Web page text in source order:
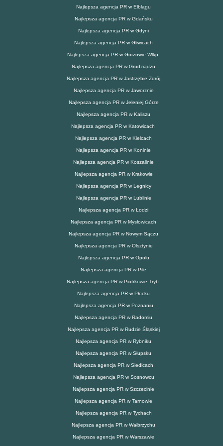
Najlepsza agencja PR w Elblągu
Najlepsza agencja PR w Gdańsku
Najlepsza agencja PR w Gdyni
Najlepsza agencja PR w Gliwicach
Najlepsza agencja PR w Gorzowie Wlkp.
Najlepsza agencja PR w Grudziądzu
Najlepsza agencja PR w Jastrzębie Zdrój
Najlepsza agencja PR w Jaworznie
Najlepsza agencja PR w Jeleniej Górze
Najlepsza agencja PR w Kaliszu
Najlepsza agencja PR w Katowicach
Najlepsza agencja PR w Kielcach
Najlepsza agencja PR w Koninie
Najlepsza agencja PR w Koszalinie
Najlepsza agencja PR w Krakowie
Najlepsza agencja PR w Legnicy
Najlepsza agencja PR w Lublinie
Najlepsza agencja PR w Łodzi
Najlepsza agencja PR w Mysłowicach
Najlepsza agencja PR w Nowym Sączu
Najlepsza agencja PR w Olsztynie
Najlepsza agencja PR w Opolu
Najlepsza agencja PR w Pile
Najlepsza agencja PR w Piotrkowie Tryb.
Najlepsza agencja PR w Płocku
Najlepsza agencja PR w Poznaniu
Najlepsza agencja PR w Radomiu
Najlepsza agencja PR w Rudzie Śląskiej
Najlepsza agencja PR w Rybniku
Najlepsza agencja PR w Słupsku
Najlepsza agencja PR w Siedlcach
Najlepsza agencja PR w Sosnowcu
Najlepsza agencja PR w Szczecinie
Najlepsza agencja PR w Tarnowie
Najlepsza agencja PR w Tychach
Najlepsza agencja PR w Wałbrzychu
Najlepsza agencja PR w Warszawie